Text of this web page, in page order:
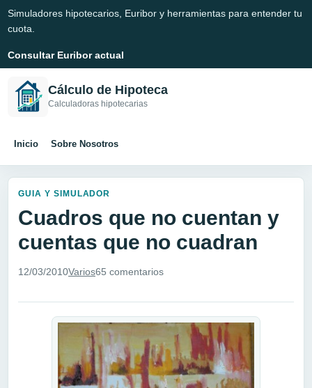
Simuladores hipotecarios, Euribor y herramientas para entender tu
cuota.
Consultar Euribor actual
Cálculo de Hipoteca
Calculadoras hipotecarias
Inicio Sobre Nosotros
GUIA Y SIMULADOR
Cuadros que no cuentan y
cuentas que no cuadran
12/03/2010Varios65 comentarios